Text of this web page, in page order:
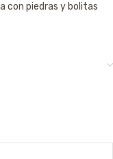
con piedras y bolitas